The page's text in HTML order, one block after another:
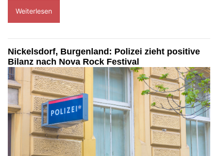
Weiterlesen
Nickelsdorf, Burgenland: Polizei zieht positive
Bilanz nach Nova Rock Festival